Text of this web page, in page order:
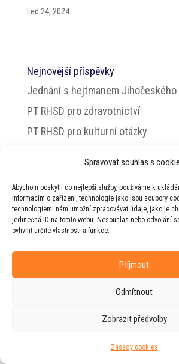
Spravovat souhlas s
Abychom poskytli co nejlepší služby, používáme k
informacím o zařízení, technologie jako jsou soubory
technologiemi nám umožní zpracovávat údaje, jako je
jedinečná ID na tomto webu. Nesouhlas nebo odvolání
ovlivnit určité vlastnosti a funkce.
Příjmout
Odmítnout
Zobrazit předvolby
Zásady cookies
Led 24, 2024
Nejnovější příspěvky
Jednání s hejtmanem Jihočeského
PT RHSD pro zdravotnictví
PT RHSD pro kulturní otázky
© 2026 Jiří Horecký – Osobní
Web vytvořila firmaRUDIve
agenturouZEST BRAND